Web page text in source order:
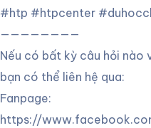
#htp #htpcenter
————————
Nếu có bất kỳ câu hỏi nào
bạn có thể liên hệ qua:
Fanpage:
https://